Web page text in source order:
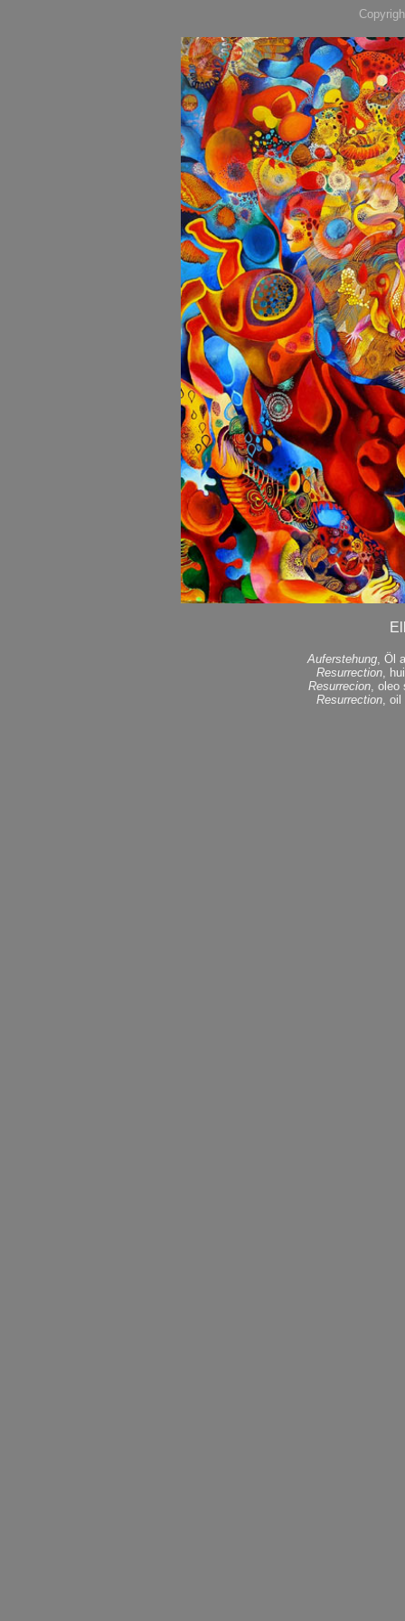
Auferstehung, Öl
Resurrection,
Resurrecion ,
Resurrection, oil